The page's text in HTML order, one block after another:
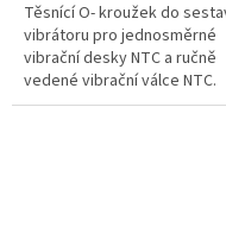
Těsnící O- kroužek do
vibrátoru pro jednosměrné
vibrační desky NTC a ručně
vedené vibrační válce NTC.